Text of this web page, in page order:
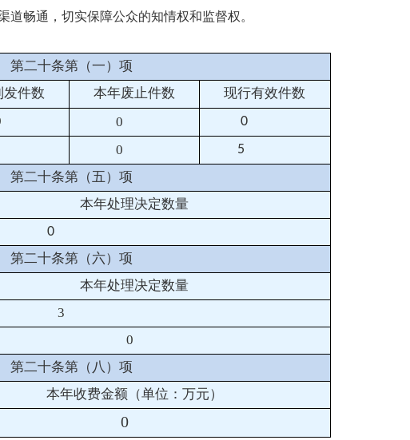
畅通，切实保障公众的知情权和监督权。
第二十条第（一）项
发件数 本年废止件数 现行有效件数
0
0
0
5
第二十条第（五）项
本年处理决定数量
0
第二十条第（六）项
本年处理决定数量
3
0
第二十条第（八）项
本年收费金额（单位：万元）
0